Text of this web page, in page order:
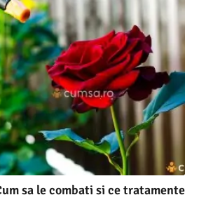
sa le combati si ce tratamente